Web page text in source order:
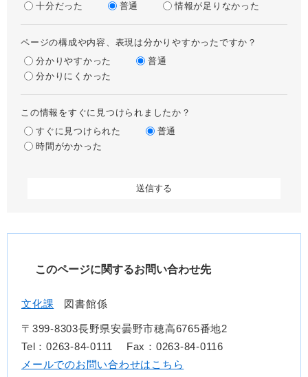
十分だった
普通 情報が足りなかった
ページの構成や内容、表現は分かりやすかったですか？
分かりやすかった
普通
分かりにくかった
この情報をすぐに見つけられましたか？
すぐに見つけられた
普通
時間がかかった
このページに関するお問い合わせ先
文化課 図書館係
〒399-8303長野県安曇野市穂高6765番地2
Tel：0263-84-0111
Fax：0263-84-0116
メールでのお問い合わせはこちら